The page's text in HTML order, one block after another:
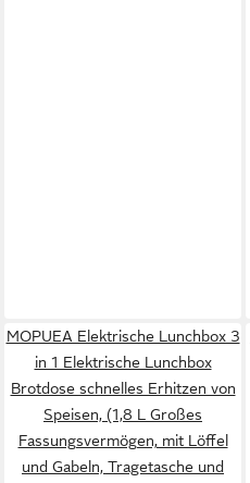
MOPUEA Elektrische Lunchbox 3
in 1 Elektrische Lunchbox
Brotdose schnelles Erhitzen von
Speisen, (1,8 L Großes
Fassungsvermögen, mit Löffel
und Gabeln, Tragetasche und